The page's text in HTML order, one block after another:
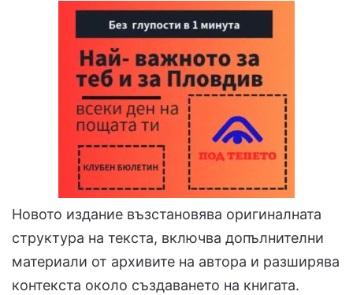
Новото издание възстановява оригиналната
структура на текста, включва допълнителни
материали от архивите на автора и разширява
контекста около създаването на книгата.